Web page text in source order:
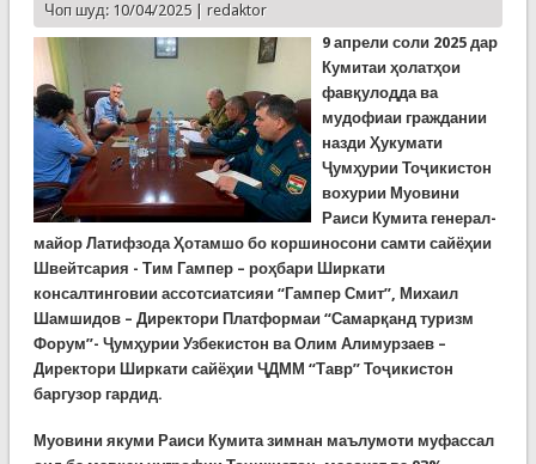
Чоп шуд: 10/04/2025 | redaktor
9 апрели соли 2025 дар
Кумитаи ҳолатҳои
фавқулодда ва
мудофиаи граждании
назди Ҳукумати
Ҷумҳурии Тоҷикистон
вохурии Муовини
Раиси Кумита генерал-
майор Латифзода Ҳотамшо бо коршиносони самти сайёҳии
Швейтсария - Тим Гампер – роҳбари Ширкати
консалтинговии ассотсиатсияи “Гампер Смит”, Михаил
Шамшидов – Директори Платформаи “Самарқанд туризм
Форум”- Ҷумҳурии Узбекистон ва Олим Алимурзаев –
Директори Ширкати сайёҳии ҶДММ “Тавр” Тоҷикистон
баргузор гардид.
Муовини якуми Раиси Кумита зимнан маълумоти муфассал